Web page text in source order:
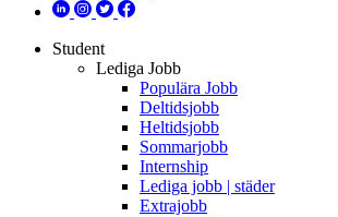
Student
Lediga Jobb
Populära Jobb
Deltidsjobb
Heltidsjobb
Sommarjobb
Internship
Lediga jobb | städer
Extrajobb